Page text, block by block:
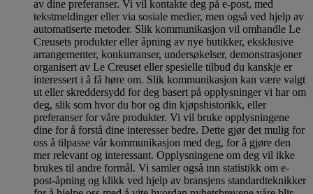
av dine preferanser. Vi vil kontakte deg på e-post, med
tekstmeldinger eller via sosiale medier, men også ved hjelp av
automatiserte metoder. Slik kommunikasjon vil omhandle Le
Creusets produkter eller åpning av nye butikker, eksklusive
arrangementer, konkurranser, undersøkelser, demonstrasjoner
organisert av Le Creuset eller spesielle tilbud du kanskje er
interessert i å få høre om. Slik kommunikasjon kan være valgt
ut eller skreddersydd for deg basert på opplysninger vi har om
deg, slik som hvor du bor og din kjøpshistorikk, eller
preferanser for våre produkter. Vi vil bruke opplysningene
dine for å forstå dine interesser bedre. Dette gjør det mulig for
oss å tilpasse vår kommunikasjon med deg, for å gjøre den
mer relevant og interessant. Opplysningene om deg vil ikke
brukes til andre formål. Vi samler også inn statistikk om e-
post-åpning og klikk ved hjelp av bransjens standardteknikker